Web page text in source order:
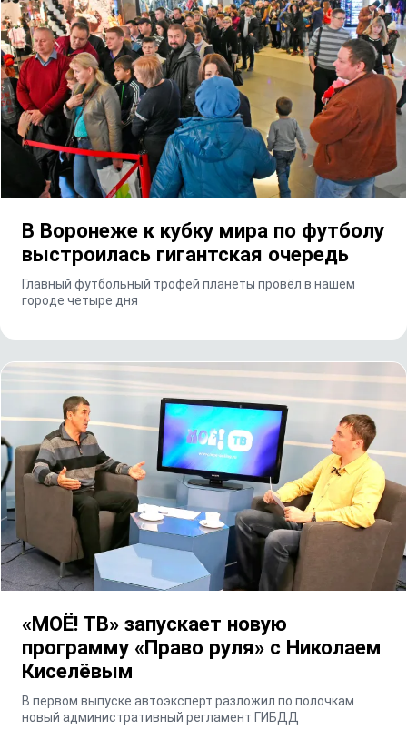
В Воронеже к кубку мира по футболу
выстроилась гигантская очередь
Главный футбольный трофей планеты провёл в нашем
городе четыре дня
«МОЁ! ТВ» запускает новую
программу «Право руля» с Николаем
Киселёвым
В первом выпуске автоэксперт разложил по полочкам
новый административный регламент ГИБДД